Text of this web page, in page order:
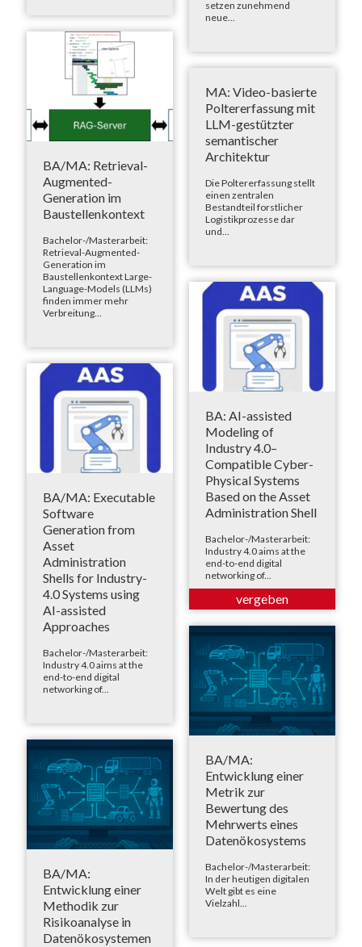
setzen zunehmend
neue...
BA/MA: Retrieval-
Augmented-
Generation im
Baustellenkontext
Bachelor-/Masterarbeit:
Retrieval-Augmented-
Generation im
Baustellenkontext Large-
Language-Models (LLMs)
finden immer mehr
Verbreitung...
MA: Video-basierte
Poltererfassung mit
LLM-gestützter
semantischer
Architektur
Die Poltererfassung stellt
einen zentralen
Bestandteil forstlicher
Logistikprozesse dar
und...
BA: AI-assisted
Modeling of
Industry 4.0–
Compatible Cyber-
Physical Systems
Based on the Asset
Administration Shell
Bachelor-/Masterarbeit:
Industry 4.0 aims at the
end-to-end digital
networking of...
BA/MA: Executable
Software
Generation from
Asset
Administration
Shells for Industry-
4.0 Systems using
AI-assisted
Approaches
Bachelor-/Masterarbeit:
Industry 4.0 aims at the
end-to-end digital
networking of...
BA/MA:
Entwicklung einer
Metrik zur
Bewertung des
Mehrwerts eines
Datenökosystems
Bachelor-/Masterarbeit:
In der heutigen digitalen
Welt gibt es eine
Vielzahl...
BA/MA:
Entwicklung einer
Methodik zur
Risikoanalyse in
Datenökosystemen